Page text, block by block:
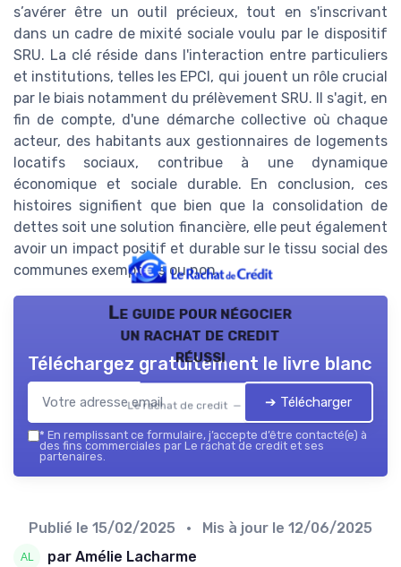
s’avérer être un outil précieux, tout en s'inscrivant
dans un cadre de mixité sociale voulu par le dispositif
SRU. La clé réside dans l'interaction entre particuliers
et institutions, telles les EPCI, qui jouent un rôle crucial
par le biais notamment du prélèvement SRU. Il s'agit, en
fin de compte, d'une démarche collective où chaque
acteur, des habitants aux gestionnaires de logements
locatifs sociaux, contribue à une dynamique
économique et sociale durable. En conclusion, ces
histoires signifient que bien que la consolidation de
dettes soit une solution financière, elle peut également
avoir un impact positif et durable sur le tissu social des
communes exemptees ou non.
Le guide pour négocier
un rachat de credit
réussi
Le rachat de credit — 2026
Téléchargez gratuitement le livre blanc
➔ Télécharger
* En remplissant ce formulaire, j’accepte d’être contacté(e) à
des fins commerciales par Le rachat de credit et ses
partenaires.
Publié le 15/02/2025 • Mis à jour le 12/06/2025
par Amélie Lacharme